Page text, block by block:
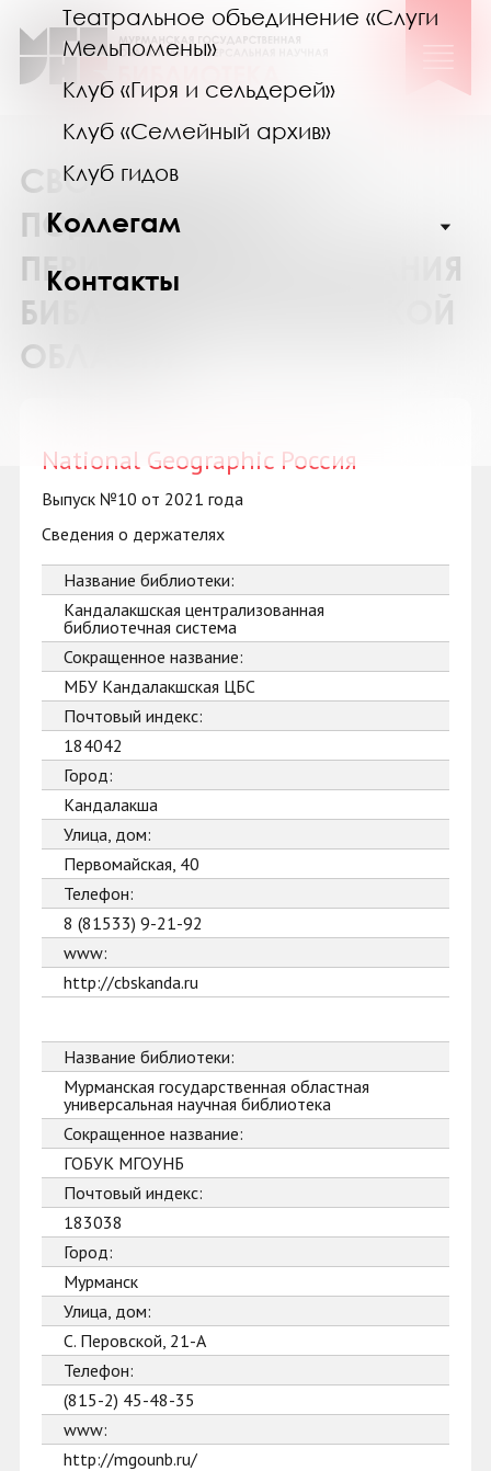
Театральное объединение «Слуги
Мельпомены»
Клуб «Гиря и сельдерей»
Клуб «Семейный архив»
Клуб гидов
Коллегам
Контакты
СВОДНЫЙ КАТАЛОГ
ПОДПИСКИ НА
ПЕРИОДИЧЕСКИЕ ИЗДАНИЯ
БИБЛИОТЕК МУРМАНСКОЙ
ОБЛАСТИ
National Geographic Россия
Выпуск №10 от 2021 года
Сведения о держателях
Название библиотеки:
Кандалакшская централизованная
библиотечная система
Сокращенное название:
МБУ Кандалакшская ЦБС
Почтовый индекс:
184042
Город:
Кандалакша
Улица, дом:
Первомайская, 40
Телефон:
8 (81533) 9-21-92
www:
http://cbskanda.ru
Название библиотеки:
Мурманская государственная областная
универсальная научная библиотека
Сокращенное название:
ГОБУК МГОУНБ
Почтовый индекс:
183038
Город:
Мурманск
Улица, дом:
С. Перовской, 21-А
Телефон:
(815-2) 45-48-35
www:
http://mgounb.ru/